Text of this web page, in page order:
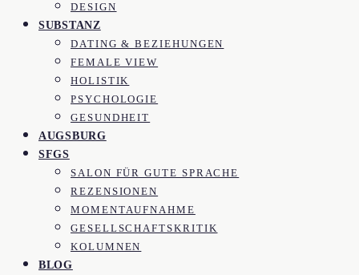
DESIGN
SUBSTANZ
DATING & BEZIEHUNGEN
FEMALE VIEW
HOLISTIK
PSYCHOLOGIE
GESUNDHEIT
AUGSBURG
SFGS
SALON FÜR GUTE SPRACHE
REZENSIONEN
MOMENTAUFNAHME
GESELLSCHAFTSKRITIK
KOLUMNEN
BLOG